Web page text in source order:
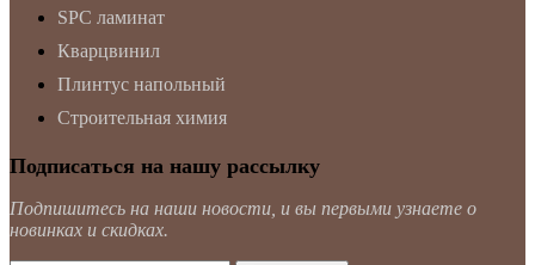
SPC ламинат
Кварцвинил
Плинтус напольный
Строительная химия
Подписаться на нашу рассылку
Подпишитесь на наши новости, и вы первыми узнаете о
новинках и скидках.